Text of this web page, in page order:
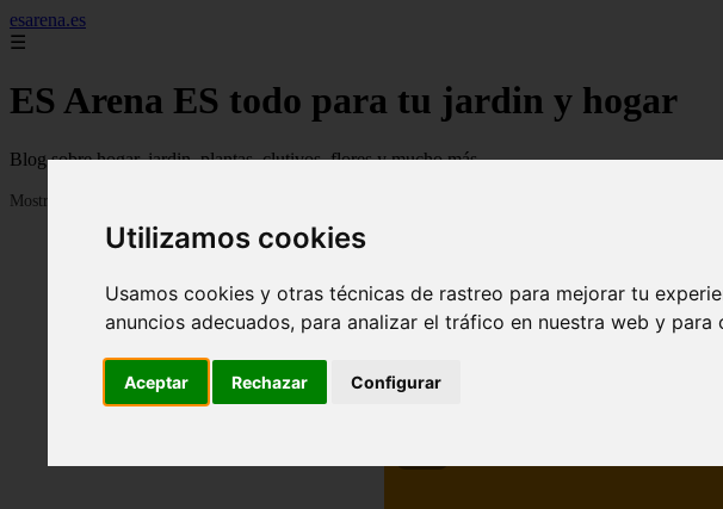
Utilizamos cookies
Usamos cookies y otras técnicas de rastreo para mejorar tu
anuncios adecuados, para analizar el tráfico en nuestra web y
Aceptar Rechazar Configurar
esarena.es
☰
ES Arena ES todo para tu jardin y hogar
Blog sobre hogar, jardin, plantas, clutivos, flores y mucho más...
Mostrando 1 - 24 de 2120 artículos